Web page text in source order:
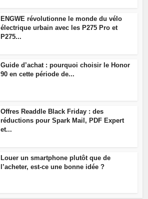
ENGWE révolutionne le monde du vélo
électrique urbain avec les P275 Pro et
P275...
Guide d’achat : pourquoi choisir le Honor
90 en cette période de...
Offres Readdle Black Friday : des
réductions pour Spark Mail, PDF Expert
et...
Louer un smartphone plutôt que de
l’acheter, est-ce une bonne idée ?